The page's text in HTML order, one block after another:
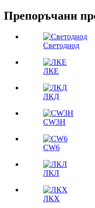
Препоръчани
Светодиод
ЛКЕ
ЛКД
CW3H
CW6
ЛКЛ
ЛКX